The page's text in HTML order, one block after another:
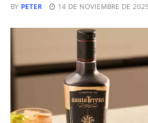
BY PETER 14 DE NOVIEMBRE DE 2025